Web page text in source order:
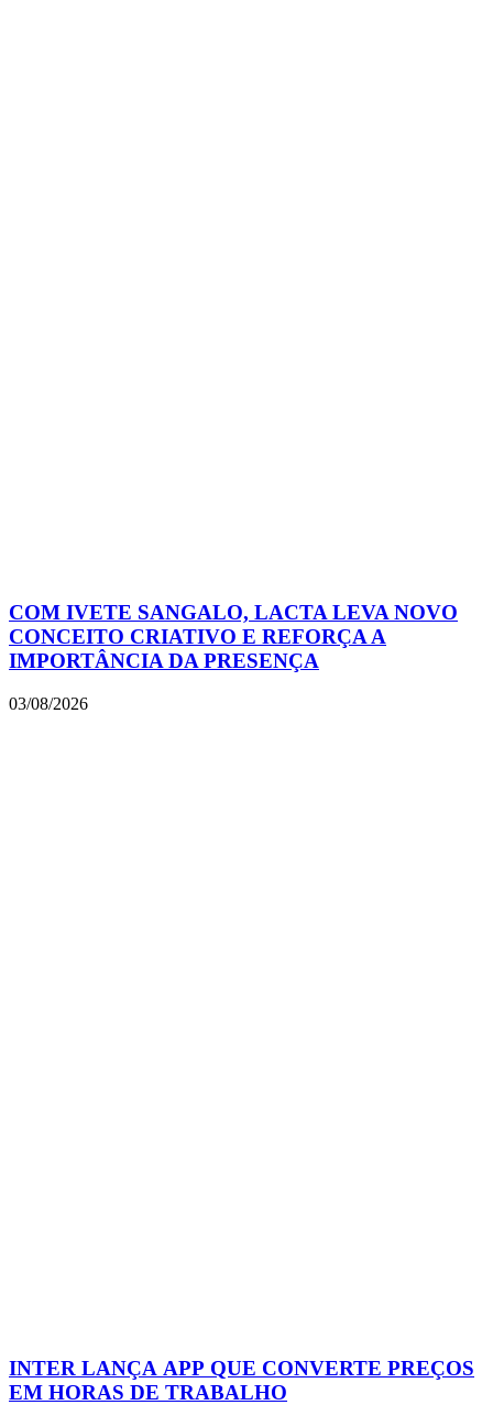
COM IVETE SANGALO, LACTA LEVA NOVO
CONCEITO CRIATIVO E REFORÇA A
IMPORTÂNCIA DA PRESENÇA
03/08/2026
INTER LANÇA APP QUE CONVERTE PREÇOS
EM HORAS DE TRABALHO